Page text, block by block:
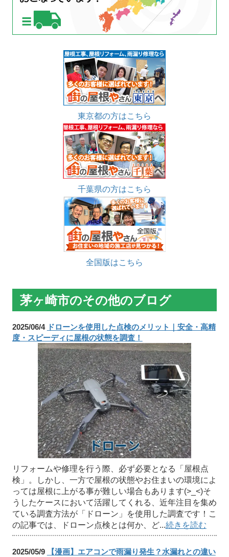
東京都の方はこちら
千葉県の方はこちら
全国版はこちら
茅ヶ崎市のその他のブログ
2025/06/4 ドローンを使用した点検のメリット｜安全・高精
度・スピーディに屋根の状態を調査！
リフォームや修理を行う際、必ず必要となる「屋根点
検」。しかし、一方で屋根の状態やお住まいの環境によ
っては屋根に上がる事が難しい場合もあります(>_<)そ
うしたケースにおいて活躍してくれる、近年注目を集め
ている調査方法が「ドローン」を使用した調査です！こ
の記事では、ドローン点検とは何か、ど...続きを読む
2025/05/9 【漫画】エアコンで雨漏り発生？水漏れとの違い